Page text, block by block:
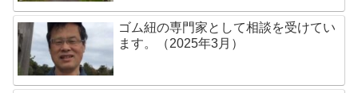
ゴム紐の専門家として相談を受けてい
ます。（2025年3月）